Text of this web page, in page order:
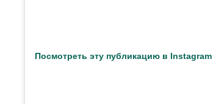
Посмотреть эту публикацию в Instagram